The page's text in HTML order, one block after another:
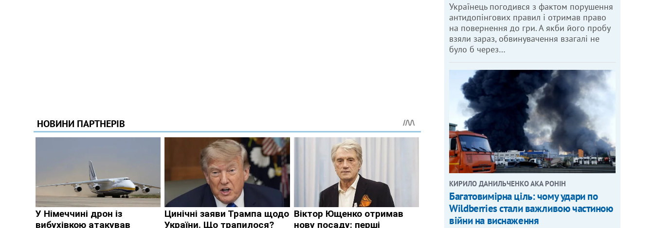
Українець погодився з фактом порушення
антидопінгових правил і отримав право
на повернення до гри. А якби його пробу
взяли зараз, обвинувачення взагалі не
було б через…
КИРИЛО ДАНИЛЬЧЕНКО АКА РОНІН
Багатовимірна ціль: чому удари по
Wildberries стали важливою частиною
війни на виснаження